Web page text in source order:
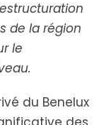
de la région
le
du Benelux